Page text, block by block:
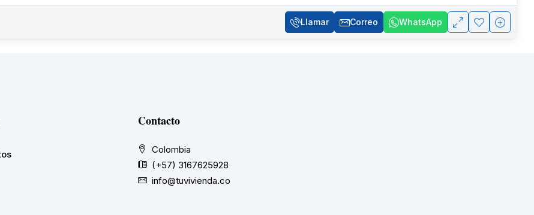
Llamar Correo WhatsApp
Contacto
Colombia
(+57) 3167625928
info@tuvivienda.co